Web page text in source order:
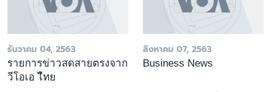
ธันวาคม 04, 2563
รายการข่าวสดสายตรงจาก
วีโอเอ ไืทย
สิงหาคม 07, 2563
Business News